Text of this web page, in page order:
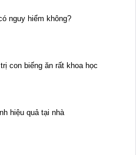
nguy hiểm không?
con biếng ăn rất khoa học
hiệu quả tại nhà